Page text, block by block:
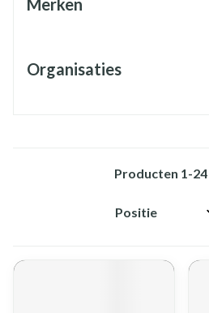
Merken
Organisaties
Producten 1-24
Sorteer op: